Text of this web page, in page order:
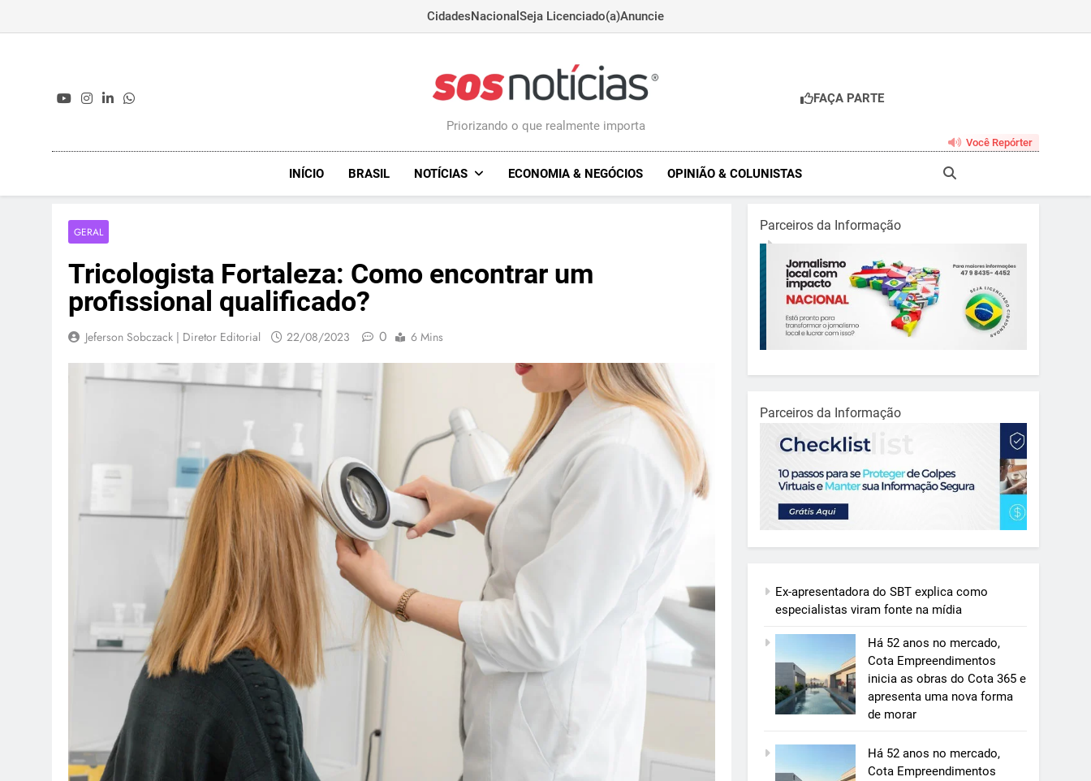
CidadesNacional Seja Licenciado(a)Anuncie
Sosnoticias.com.br
Priorizando o que realmente importa
FAÇA PARTE
Você Repórter
INÍCIO BRASIL NOTÍCIAS ECONOMIA & NEGÓCIOS OPINIÃO & COLUNISTAS
GERAL
Tricologista Fortaleza: Como encontrar um
profissional qualificado?
Jeferson Sobczack | Diretor Editorial 22/08/2023 0 6 Mins
Parceiros da Informação
Parceiros da Informação
Ex-apresentadora do SBT explica como
especialistas viram fonte na mídia
Há 52 anos no mercado,
Cota Empreendimentos
inicia as obras do Cota 365 e
apresenta uma nova forma
de morar
Há 52 anos no mercado,
Cota Empreendimentos